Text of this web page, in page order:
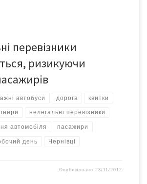
перевізники
ризикуючи
автобуси дорога квитки
нелегальні перевізники
автомобіля пасажири
день Чернівці
Опубліковано23/11/2012